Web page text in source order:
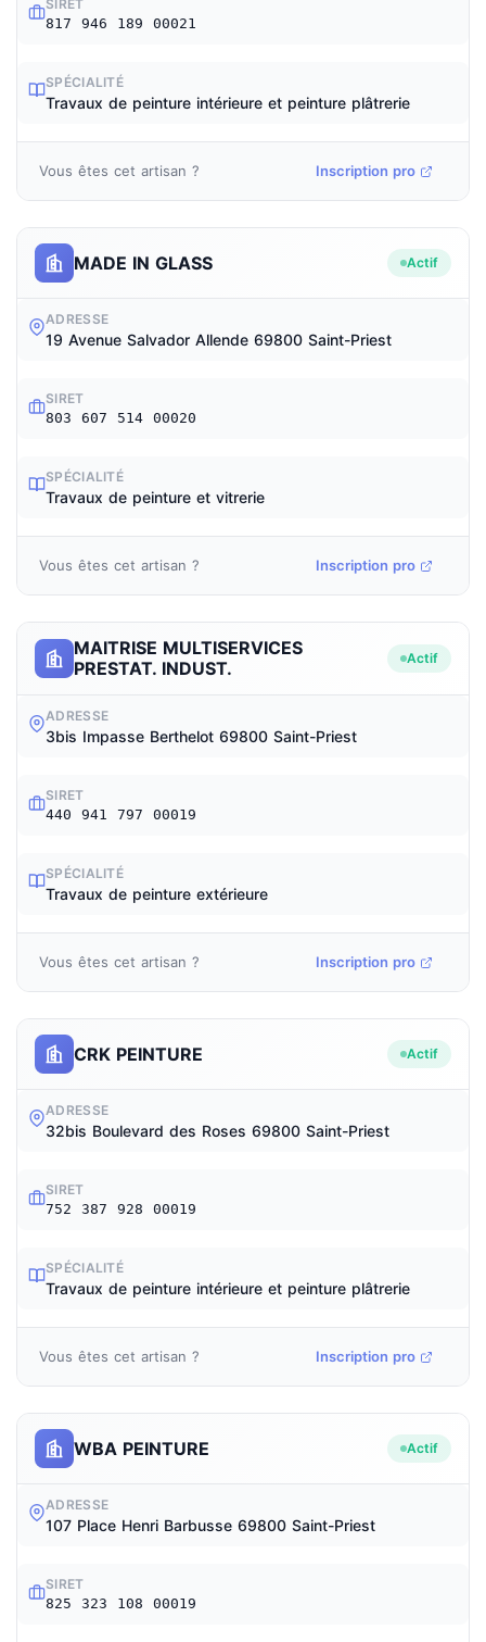
SIRET
817 946 189 00021
SPÉCIALITÉ
Travaux de peinture intérieure et peinture plâtrerie
Vous êtes cet artisan ? Inscription pro
MADE IN GLASS Actif
ADRESSE
19 Avenue Salvador Allende 69800 Saint-Priest
SIRET
803 607 514 00020
SPÉCIALITÉ
Travaux de peinture et vitrerie
Vous êtes cet artisan ? Inscription pro
MAITRISE MULTISERVICES
PRESTAT. INDUST.
Actif
ADRESSE
3bis Impasse Berthelot 69800 Saint-Priest
SIRET
440 941 797 00019
SPÉCIALITÉ
Travaux de peinture extérieure
Vous êtes cet artisan ? Inscription pro
CRK PEINTURE Actif
ADRESSE
32bis Boulevard des Roses 69800 Saint-Priest
SIRET
752 387 928 00019
SPÉCIALITÉ
Travaux de peinture intérieure et peinture plâtrerie
Vous êtes cet artisan ? Inscription pro
WBA PEINTURE Actif
ADRESSE
107 Place Henri Barbusse 69800 Saint-Priest
SIRET
825 323 108 00019